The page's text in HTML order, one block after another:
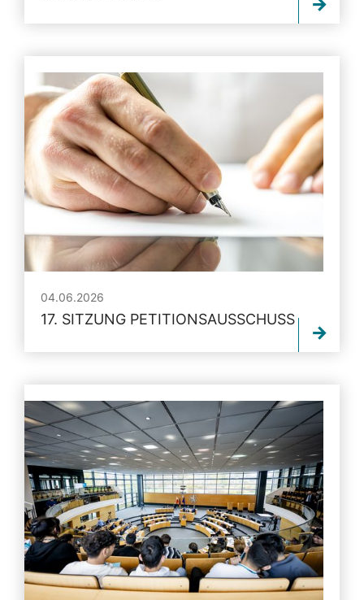
04.06.2026
17. SITZUNG PETITIONSAUSSCHUSS